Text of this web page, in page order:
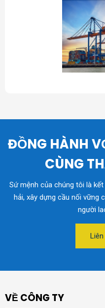
ĐỒNG HÀNH
CÙNG
Sứ mệnh của chúng tôi là
hải, xây dựng cầu nối vững
người
VỀ CÔNG TY